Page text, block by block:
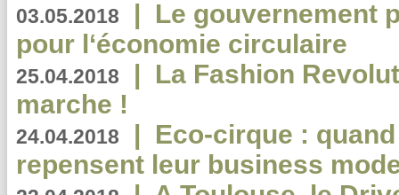
03.05.2018 | Le gouvernement
pour l‘économie circulaire
25.04.2018 | La Fashion
marche !
24.04.2018 | Eco-cirque :
repensent leur business